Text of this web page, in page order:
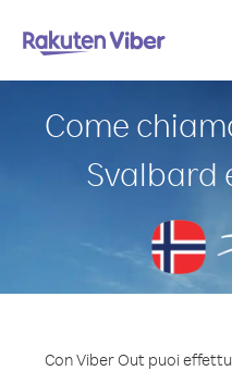
Come
Svalbard
Con Viber Out puoi